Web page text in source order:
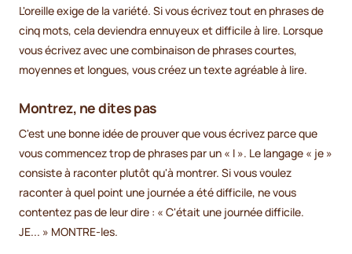
L'oreille exige de la variété. Si vous écrivez tout en phrases de
cinq mots, cela deviendra ennuyeux et difficile à lire. Lorsque
vous écrivez avec une combinaison de phrases courtes,
moyennes et longues, vous créez un texte agréable à lire.
Montrez, ne dites pas
C'est une bonne idée de prouver que vous écrivez parce que
vous commencez trop de phrases par un « I ». Le langage « je »
consiste à raconter plutôt qu'à montrer. Si vous voulez
raconter à quel point une journée a été difficile, ne vous
contentez pas de leur dire : « C'était une journée difficile.
JE... » MONTRE-les.